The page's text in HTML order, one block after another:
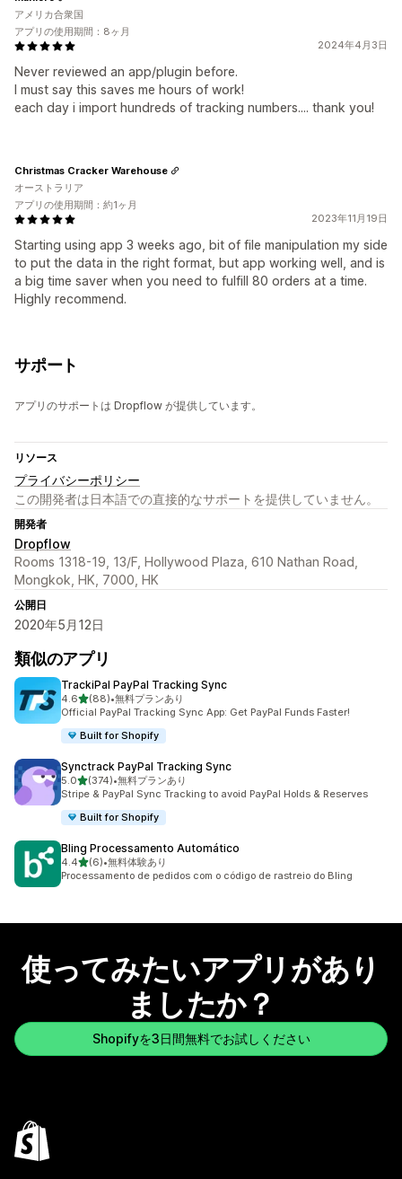
2024年4月3日
Never reviewed an app/plugin before.
I must say this saves me hours of work!
each day i import hundreds of tracking numbers.... thank you!
アメリカ合衆国
アプリの使用期間：8ヶ月
2023年11月19日
Starting using app 3 weeks ago, bit of file manipulation my side
to put the data in the right format, but app working well, and is
a big time saver when you need to fulfill 80 orders at a time.
Highly recommend.
Christmas Cracker Warehouse
オーストラリア
アプリの使用期間：約1ヶ月
サポート
アプリのサポートは Dropflow が提供しています。
リソース
プライバシーポリシー
この開発者は日本語での直接的なサポートを提供していません。
開発者
Dropflow
Rooms 1318-19, 13/F, Hollywood Plaza, 610 Nathan Road,
Mongkok, HK, 7000, HK
公開日
2020年5月12日
類似のアプリ
TrackiPal PayPal Tracking Sync
4.65つ星中
(88)
合計レビュー数：88件
•無料プランあり
Official PayPal Tracking Sync App: Get PayPal Funds Faster!
Built for Shopify
Synctrack PayPal Tracking Sync
5.05つ星中
(374)
合計レビュー数：374件
•無料プランあり
Stripe & PayPal Sync Tracking to avoid PayPal Holds & Reserves
Built for Shopify
Bling Processamento Automático
4.45つ星中
(6)
合計レビュー数：6件
•無料体験あり
Processamento de pedidos com o código de rastreio do Bling
使ってみたいアプリがあり
ましたか？
Shopifyを3日間無料でお試しください